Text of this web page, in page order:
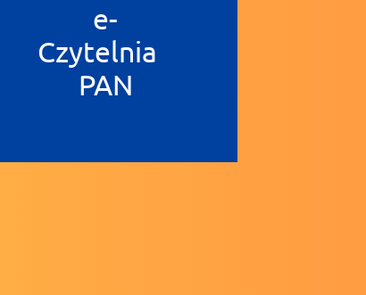
e-
Czytelnia
PAN